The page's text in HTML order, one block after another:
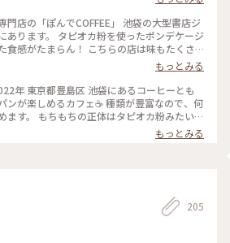
チョコ。 日替わりで種類が変わるようなの
試してみたいです🎵 2024.6.5 ・ #池袋カフ
門店の「ぽんでCOFFEE」 池袋の大型書店ジ
あります。 タピオカ粉を使ったポンデケージ
食感がたまらん！ こちらの店は味もたくさ
まいます。今日は、ゆかり、クリームチー
びました。 いつもは、入り口の外にもお客
したが、今日は連休中の台風🌀接近という事
ずに入れましたーラッキー✌️ 来るたびに並ん
ジョは違うので、何度行っても新鮮。 #私の
もっとみる
年 東京都豊島区 池袋にあるコーヒーとも
ンが楽しめるカフェ☕️ 種類が豊富なので、何
ます。 もちもちの正体はタピオカ粉みたいで
#コーヒー
もっとみる
205